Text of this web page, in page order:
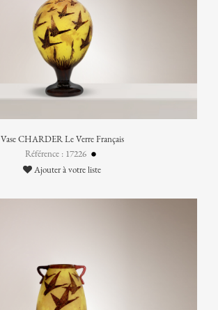
Vase CHARDER Le Verre Français
Référence : 17226
Ajouter à votre liste